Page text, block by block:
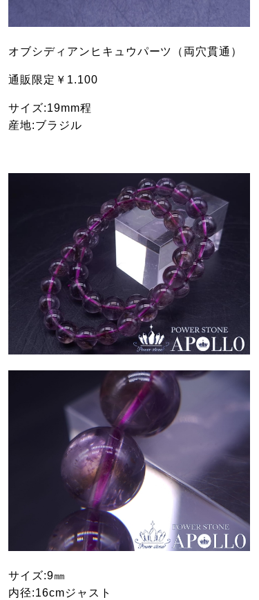
オブシディアンヒキュウパーツ（両穴貫通）
通販限定￥1.100
サイズ:19mm程
産地:ブラジル
サイズ:9㎜
内径:16cmジャスト